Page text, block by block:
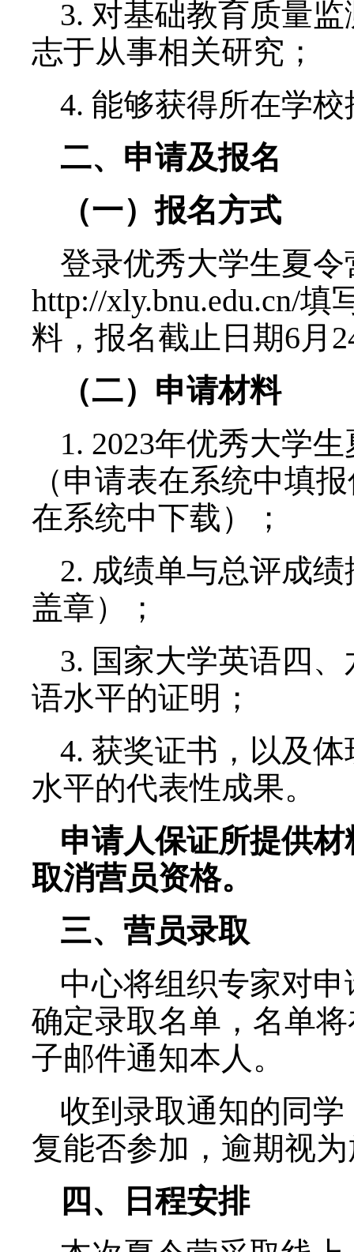
届毕业生），优先考
的相关专业；
2. 本科就读期间学
成绩排名在本专业前
定的科研能力；
3. 对基础教育质量
志于从事相关研究；
4. 能够获得所在学
二、申请及报名
（一）报名方式
登录优秀大学生夏
http://xly.bnu.edu.cn/
料，报名截止日期6月
（二）申请材料
1. 2023年优秀大学
（申请表在系统中填
在系统中下载）；
2. 成绩单与总评成
盖章）；
3. 国家大学英语四